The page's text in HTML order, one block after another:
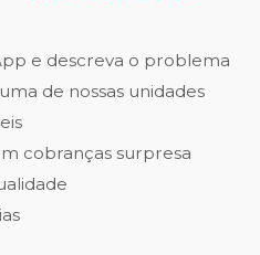
e descreva o problema
de nossas unidades
cobranças surpresa